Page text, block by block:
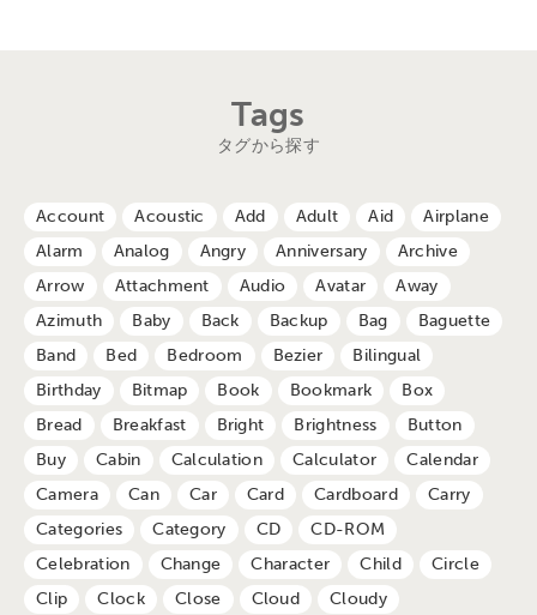
Tags
タグから探す
Account Acoustic Add Adult Aid
Airplane
Alarm
Analog Angry Anniversary
Archive
Arrow
Attachment Audio Avatar
Away
Azimuth
Baby Back Backup Bag
Baguette
Band
Bed Bedroom Bezier
Bilingual
Birthday
Bitmap Book Bookmark
Box
Bread
Breakfast Bright Brightness
Button
Buy
Cabin Calculation Calculator
Calendar
Camera
Can Car Card Cardboard
Carry
Categories
Category CD
CD-ROM
Celebration
Change Character Child
Circle
Clip
Clock Close Cloud
Cloudy